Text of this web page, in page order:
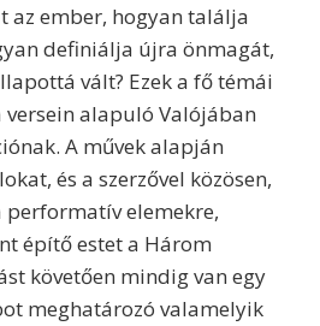
az ember, hogyan találja
definiálja újra önmagát,
vált? Ezek a fő témái
versein alapuló Valójában
A művek alapján
és a szerzővel közösen,
performatív elemekre,
építő estet a Három
követően mindig van egy
meghatározó valamelyik